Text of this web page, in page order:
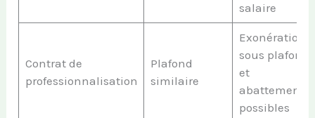
salaire
Contrat de
professionnalisation
Plafond
similaire
Exonération
sous plafond
et
abattements
possibles